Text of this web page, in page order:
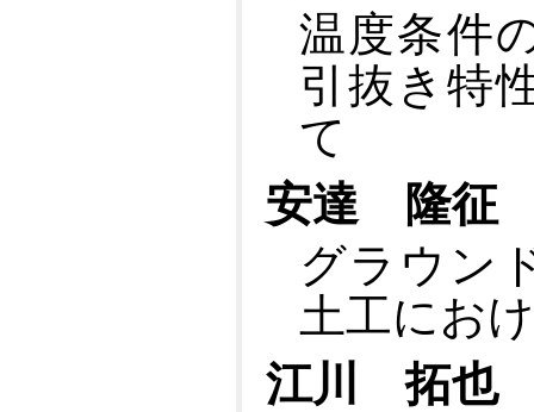
温度条件
引抜き特
て
安達 隆征
グラウン
土工にお
江川 拓也